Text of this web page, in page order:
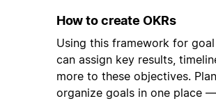
How to create OKRs
Using this framework for
can assign key results,
more to these objectives.
organize goals in one place